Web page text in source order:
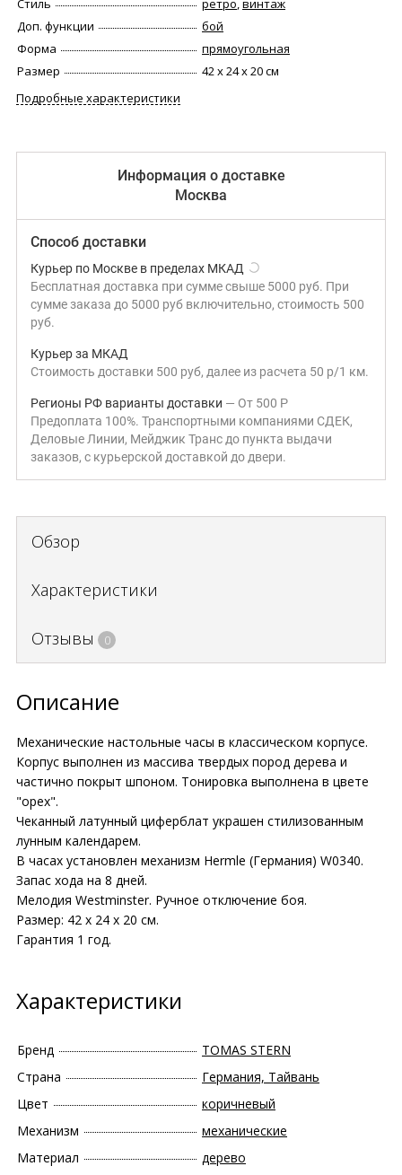
Стиль ретро,винтаж
Доп. функции
бой
Форма
прямоугольная
Размер
42 х 24 х 20 см
Подробные характеристики
Информация о доставке
Москва
Способ доставки
Курьер по Москве в пределах МКАД
Бесплатная доставка при сумме свыше 5000 руб. При
сумме заказа до 5000 руб включительно, стоимость 500
руб.
Курьер за МКАД
Стоимость доставки 500 руб, далее из расчета 50 р/1 км.
Регионы РФ варианты доставки От 500 Р
Предоплата 100%. Транспортными компаниями СДЕК,
Деловые Линии, Мейджик Транс до пункта выдачи
заказов, с курьерской доставкой до двери.
Обзор
Характеристики
Отзывы 0
Описание
Механические настольные часы в классическом корпусе.
Корпус выполнен из массива твердых пород дерева и
частично покрыт шпоном. Тонировка выполнена в цвете
"орех".
Чеканный латунный циферблат украшен стилизованным
лунным календарем.
В часах установлен механизм Hermle (Германия) W0340.
Запас хода на 8 дней.
Мелодия Westminster. Ручное отключение боя.
Размер: 42 х 24 х 20 см.
Гарантия 1 год.
Характеристики
Бренд
TOMAS STERN
Страна
Германия, Тайвань
Цвет
коричневый
Механизм
механические
Материал
дерево